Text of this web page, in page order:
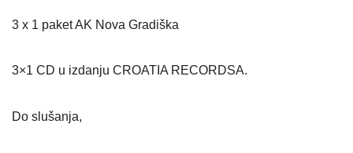
3 x 1 paket AK Nova Gradiška
3×1 CD u izdanju CROATIA RECORDSA.
Do slušanja,